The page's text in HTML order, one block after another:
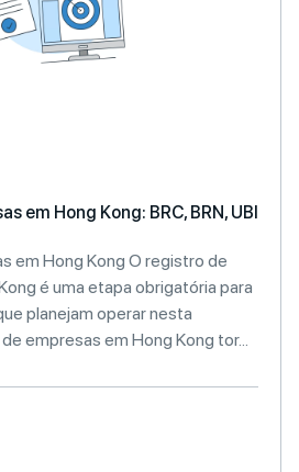
em Hong Kong: BRC, BRN, UBI
em Hong Kong O registro de
é uma etapa obrigatória para
planejam operar nesta
empresas em Hong Kong tor...